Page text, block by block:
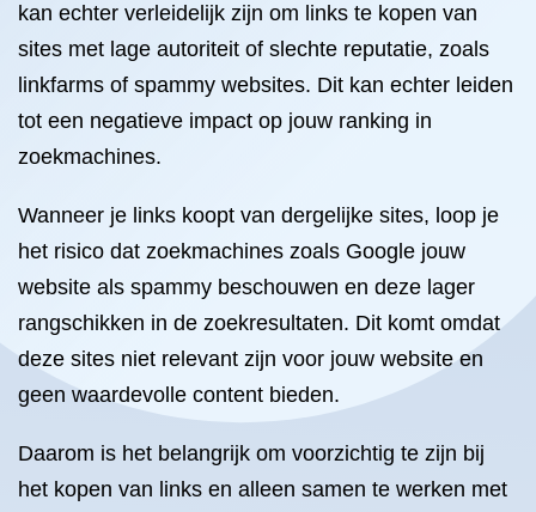
kan echter verleidelijk zijn om links te kopen van
sites met lage autoriteit of slechte reputatie, zoals
linkfarms of spammy websites. Dit kan echter leiden
tot een negatieve impact op jouw ranking in
zoekmachines.
Wanneer je links koopt van dergelijke sites, loop je
het risico dat zoekmachines zoals Google jouw
website als spammy beschouwen en deze lager
rangschikken in de zoekresultaten. Dit komt omdat
deze sites niet relevant zijn voor jouw website en
geen waardevolle content bieden.
Daarom is het belangrijk om voorzichtig te zijn bij
het kopen van links en alleen samen te werken met